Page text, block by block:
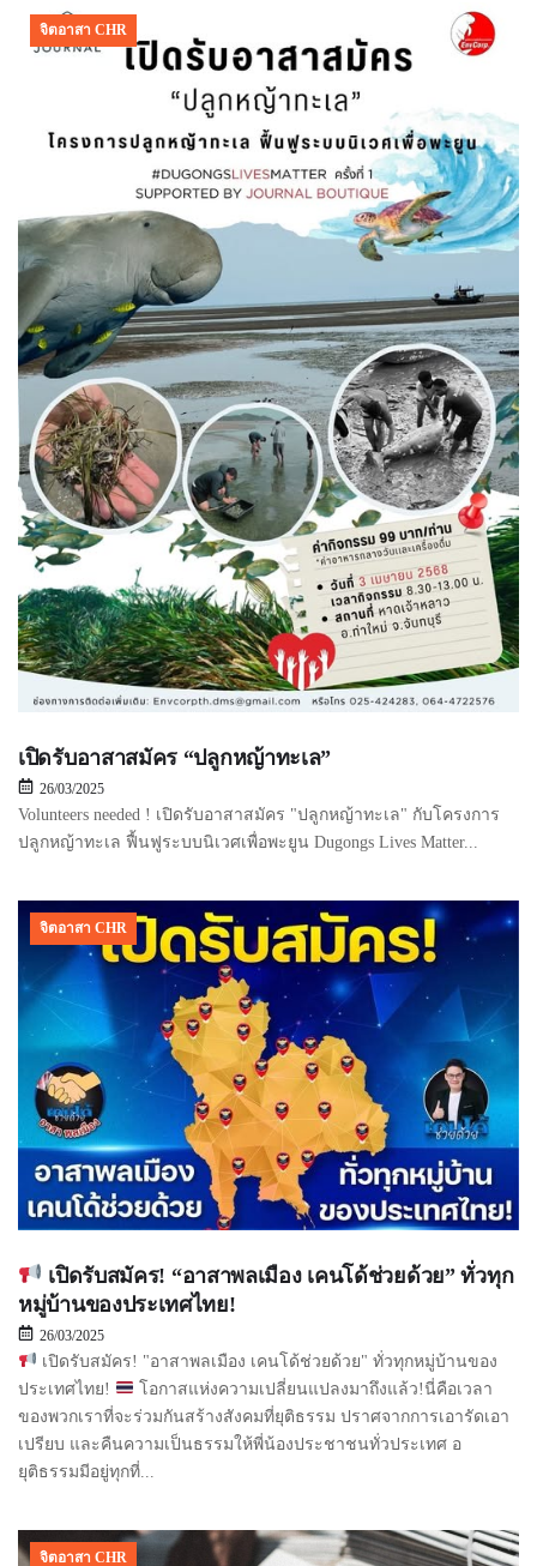
จิตอาสา CHR
เปิดรับอาสาสมัคร “ปลูกหญ้าทะเล”
26/03/2025
Volunteers needed ! เปิดรับอาสาสมัคร "ปลูกหญ้าทะเล" กับโครงการ
ปลูกหญ้าทะเล ฟื้นฟูระบบนิเวศเพื่อพะยูน Dugongs Lives Matter...
จิตอาสา CHR
เปิดรับสมัคร! “อาสาพลเมือง เคนโด้ช่วยด้วย” ทั่วทุก
หมู่บ้านของประเทศไทย!
26/03/2025
เปิดรับสมัคร! "อาสาพลเมือง เคนโด้ช่วยด้วย" ทั่วทุกหมู่บ้านของ
ประเทศไทย!
โอกาสแห่งความเปลี่ยนแปลงมาถึงแล้ว!นี่คือเวลา
ของพวกเราที่จะร่วมกันสร้างสังคมที่ยุติธรรม ปราศจากการเอารัดเอา
เปรียบ และคืนความเป็นธรรมให้พี่น้องประชาชนทั่วประเทศ อ
ยุติธรรมมีอยู่ทุกที่...
จิตอาสา CHR